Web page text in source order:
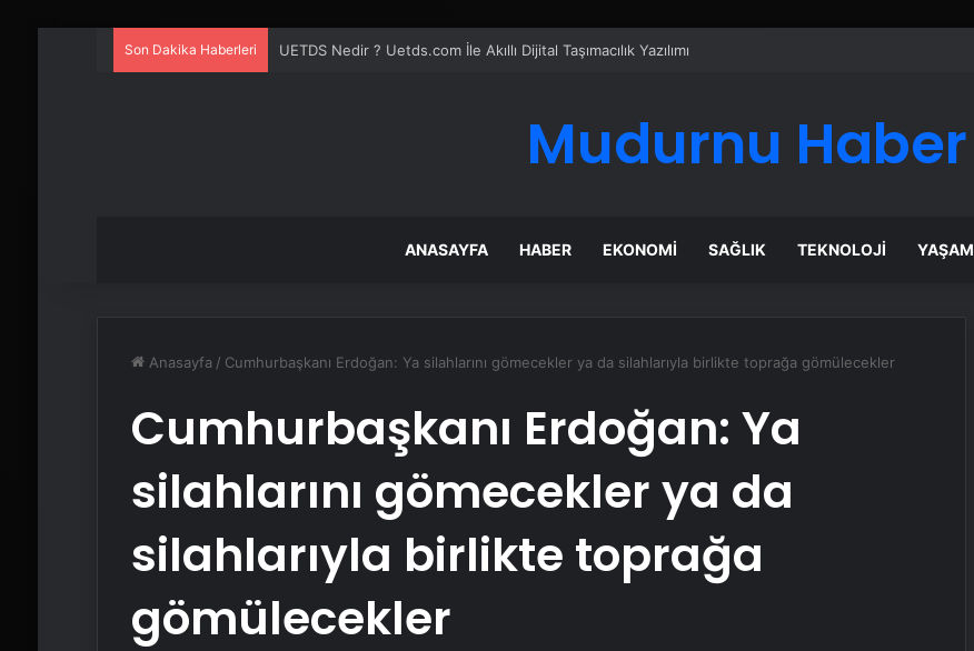
Son Dakika Haberleri UETDS Nedir ? Uetds.com İle Akıllı Dijital Taşımacılık Yazılımı
Mudurnu Haber
ANASAYFA HABER EKONOMI SAĞLIK TEKNOLOJI YAŞAM
Anasayfa / Cumhurbaşkanı Erdoğan: Ya silahlarını gömecekler ya da silahlarıyla birlikte toprağa gömülecekler
Cumhurbaşkanı Erdoğan: Ya
silahlarını gömecekler ya da
silahlarıyla birlikte toprağa
gömülecekler